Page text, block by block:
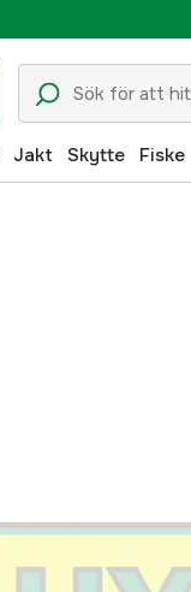
Jakt Skytte Fiske